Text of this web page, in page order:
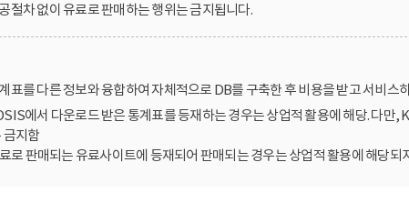
절차 없이 유료로 판매하는 행위는 금지됩니다.
표를 다른 정보와 융합하여 자체적으로 DB를 구축한 후 비용을 받고 서비스
에서 다운로드 받은 통계표를 등재하는 경우는 상업적 활용에 해당. 다만
금지함
로 판매되는 유료사이트에 등재되어 판매되는 경우는 상업적 활용에 해당되